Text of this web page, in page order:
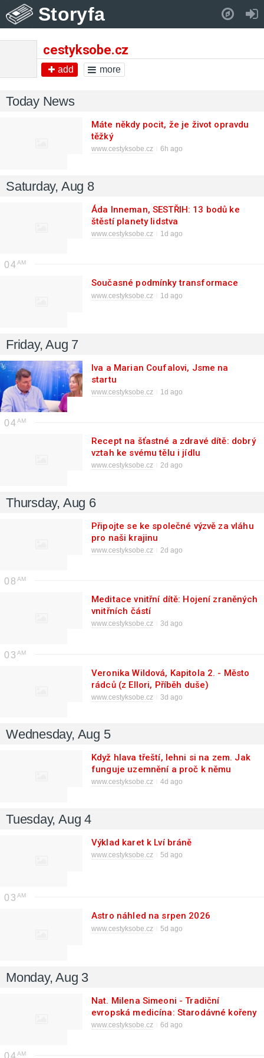
Storyfa
cestyksobe.cz
add more
Today News
Máte někdy pocit, že je život opravdu
těžký
www.cestyksobe.cz 6h ago
Saturday, Aug 8
Áda Inneman, SESTŘIH: 13 bodů ke
štěstí planety lidstva
www.cestyksobe.cz 1d ago
04
Současné podmínky transformace
www.cestyksobe.cz 1d ago
Friday, Aug 7
Iva a Marian Coufalovi, Jsme na
startu
www.cestyksobe.cz 1d ago
04
Recept na šťastné a zdravé dítě: dobrý
vztah ke svému tělu i jídlu
www.cestyksobe.cz 2d ago
Thursday, Aug 6
Připojte se ke společné výzvě za vláhu
pro naši krajinu
www.cestyksobe.cz 2d ago
08
Meditace vnitřní dítě: Hojení zraněných
vnitřních částí
www.cestyksobe.cz 3d ago
03
Veronika Wildová, Kapitola 2. - Město
rádců (z Ellori, Příběh duše)
www.cestyksobe.cz 3d ago
Wednesday, Aug 5
Když hlava třeští, lehni si na zem. Jak
funguje uzemnění a proč k němu
potřebuješ minerály
www.cestyksobe.cz 4d ago
Tuesday, Aug 4
Výklad karet k Lví bráně
www.cestyksobe.cz 5d ago
03
Astro náhled na srpen 2026
www.cestyksobe.cz 5d ago
Monday, Aug 3
Nat. Milena Simeoni - Tradiční
evropská medicína: Starodávné kořeny
pro zdraví a odolnost dnešních
www.cestyksobe.cz 6d ago
Pull down to refresh..